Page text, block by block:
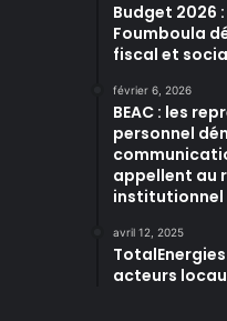
Budget 2026
Foumboula
fiscal et
février 6, 2026
BEAC : les
personnel
appellent au
institutionnel
avril 12, 2025
acteurs